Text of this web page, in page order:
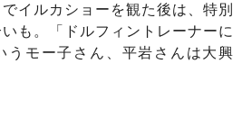
でイルカショーを観た後は、特別
も。「ドルフィントレーナーに
うモー子さん、平岩さんは大興